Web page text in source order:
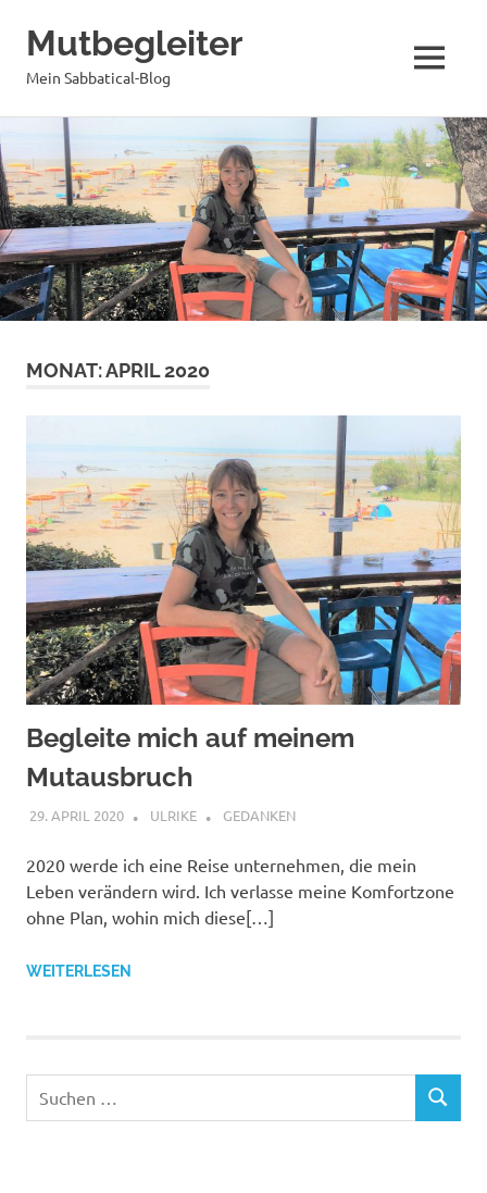
Inhalt
springen
Mutbegleiter
Mein Sabbatical-Blog MENÜ
MONAT:APRIL 2020
Begleite mich auf meinem
Mutausbruch
29. APRIL 2020 ULRIKE GEDANKEN
2020 werde ich eine Reise unternehmen, die mein
Leben verändern wird. Ich verlasse meine Komfortzone
ohne Plan, wohin mich diese[…]
WEITERLESEN
Suchen
SUCHEN